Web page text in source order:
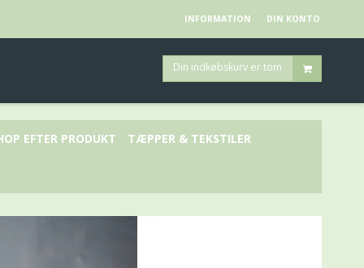
INFORMATION DIN KONTO
Din indkøbskurv er tom
EFTER PRODUKT TÆPPER & TEKSTILER